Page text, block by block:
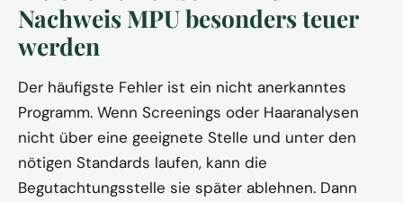
Nachweis MPU besonders teuer
werden
Der häufigste Fehler ist ein nicht anerkanntes
Programm. Wenn Screenings oder Haaranalysen
nicht über eine geeignete Stelle und unter den
nötigen Standards laufen, kann die
Begutachtungsstelle sie später ablehnen. Dann